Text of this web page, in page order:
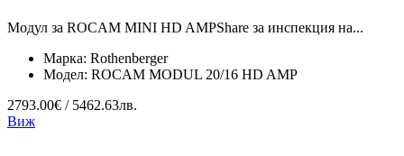
Модул за ROCAM MINI HD AMPShare за инспекция на...
Марка: Rothenberger
Модел: ROCAM MODUL 20/16 HD AMP
2793.00€ / 5462.63лв.
Виж